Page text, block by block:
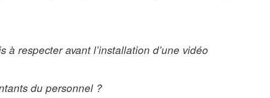
à respecter avant l’installation d’une vidéo
du personnel ?